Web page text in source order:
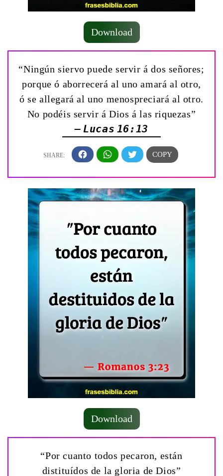
Download
“Ningún siervo puede servir á dos señores;
porque ó aborrecerá al uno amará al otro,
ó se allegará al uno menospreciará al otro.
No podéis servir á Dios á las riquezas”
— Lucas 16:13
Download
“Por cuanto todos pecaron, están
distituídos de la gloria de Dios”